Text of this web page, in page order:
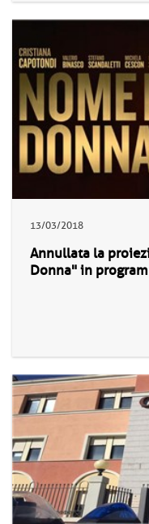
13/03/2018
Annullata la
Donna" in